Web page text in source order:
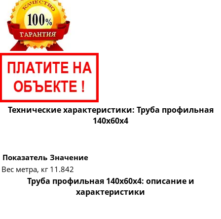
Труба профильная 150х50
Труба профильная 150х100
Труба профильная 160х80
Труба профильная 160х100
Труба профильная 160х120
Труба профильная 160х140
Труба профильная 180х60
Труба профильная 180х80
Труба профильная 180х125
Труба профильная 180х140
Труба профильная 200х100
Технические характеристики: Труба профильная
140х60х4
Показатель Значение
Вес метра, кг 11.842
Труба профильная 140х60х4: описание и
характеристики